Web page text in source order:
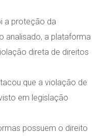
a proteção da
analisado, a plataforma
direta de direitos
que a violação de
em legislação
possuem o direito